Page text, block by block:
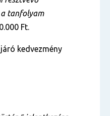
a tanfolyam
Ft.
kedvezmény